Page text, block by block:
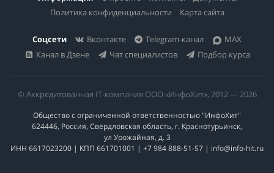
Политика конфиденциальности
Карта сайта
Соцсети Вконтакте Telegram-канал
MAX
Канал в Дзене
Чат специалистов Подбор курса
© Аккредитованная IT-компания ООО «ИнфоХит», 2012 — 2026
Общество с ограниченной ответственностью "ИнфоХит"
624446, Россия, Свердловская область, г. Краснотурьинск,
ул Урожайная, д. 3
ИНН 6617023200 | КПП 661701001 | +7 984 888-51-57 | info@info-hit.ru